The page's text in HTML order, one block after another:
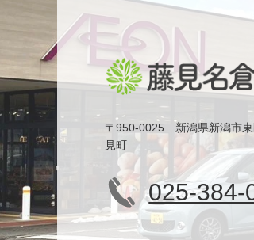
〒950-0025 新潟県新潟市東
見町
025-384-